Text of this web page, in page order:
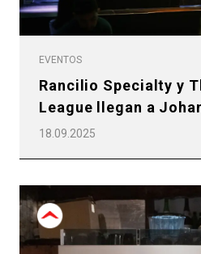
EVENTOS
Rancilio Specialty y
League llegan a
18.09.2025